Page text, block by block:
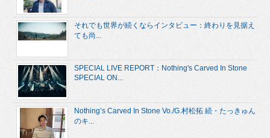
それでも世界が続くならインタビュー：終わりを見据え
ても尚...
SPECIAL LIVE REPORT：Nothing's Carved In Stone
SPECIAL ON...
Nothing’s Carved In Stone Vo./G.村松拓 続・たっきゅん
のキ...